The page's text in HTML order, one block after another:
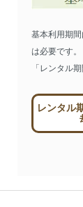
基本利用期
は必要です。
「レンタル
レンタル